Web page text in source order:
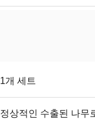
1개 세트
정상적인 수출된 나무